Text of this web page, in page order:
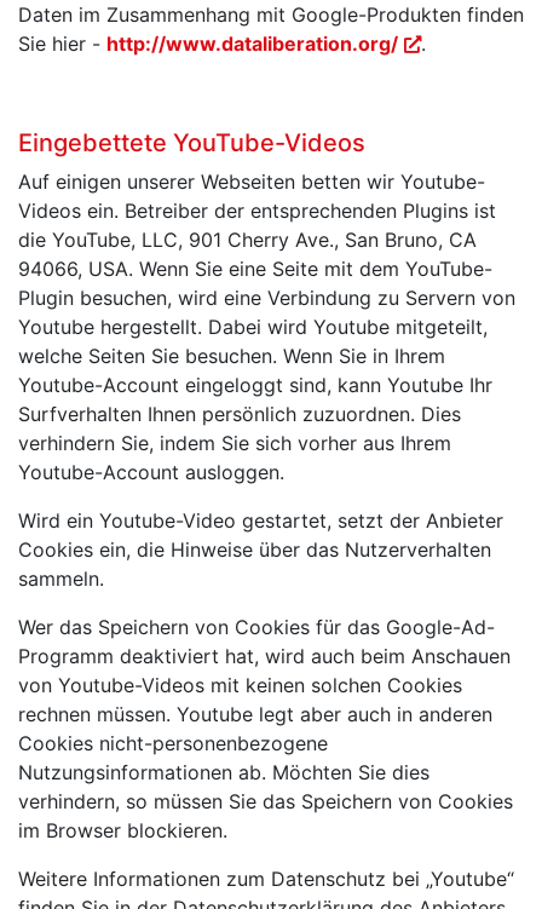
Daten im Zusammenhang mit Google-Produkten finden
Sie hier - http://www.dataliberation.org/ .
Eingebettete YouTube-Videos
Auf einigen unserer Webseiten betten wir Youtube-
Videos ein. Betreiber der entsprechenden Plugins ist
die YouTube, LLC, 901 Cherry Ave., San Bruno, CA
94066, USA. Wenn Sie eine Seite mit dem YouTube-
Plugin besuchen, wird eine Verbindung zu Servern von
Youtube hergestellt. Dabei wird Youtube mitgeteilt,
welche Seiten Sie besuchen. Wenn Sie in Ihrem
Youtube-Account eingeloggt sind, kann Youtube Ihr
Surfverhalten Ihnen persönlich zuzuordnen. Dies
verhindern Sie, indem Sie sich vorher aus Ihrem
Youtube-Account ausloggen.
Wird ein Youtube-Video gestartet, setzt der Anbieter
Cookies ein, die Hinweise über das Nutzerverhalten
sammeln.
Wer das Speichern von Cookies für das Google-Ad-
Programm deaktiviert hat, wird auch beim Anschauen
von Youtube-Videos mit keinen solchen Cookies
rechnen müssen. Youtube legt aber auch in anderen
Cookies nicht-personenbezogene
Nutzungsinformationen ab. Möchten Sie dies
verhindern, so müssen Sie das Speichern von Cookies
im Browser blockieren.
Weitere Informationen zum Datenschutz bei „Youtube“